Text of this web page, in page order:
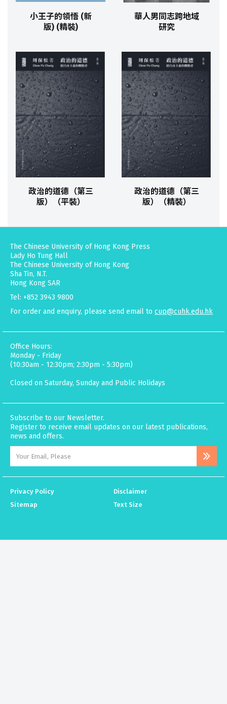
小王子的領悟 (新
版) (精裝)
華人男同志跨地域
研究
政治的道德（第三
版）（平裝）
政治的道德（第三
版）（精裝）
The Chinese University of Hong Kong Press
Lady Ho Tung Hall
The Chinese University of Hong Kong
Sha Tin, N.T.
Hong Kong SAR
Tel: +852 3943 9800
For order and enquiry, please send email to cup@cuhk.edu.hk
Office Hours:
Monday - Friday
(10:30am - 12:30pm; 2:30pm - 5:30pm)
Closed on Saturday, Sunday and Public Holidays
Subscribe to our Newsletter.
Register to receive email updates on our latest publications,
news and offers.
Privacy Policy
Disclaimer
Sitemap
Text Size